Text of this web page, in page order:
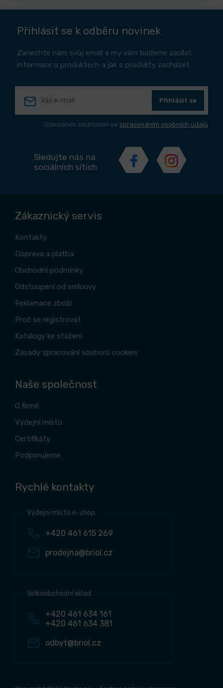
Přihlásit se k odběru novinek
Zanechte nám svůj email a my vám budeme zasílat
informace o produktech a jak s produkty zacházet.
Přihlásit se
Odesláním souhlasím se zpracováním osobních údajů
Sledujte nás na
sociálních sítích
Zákaznický servis
Kontakty
Doprava a platba
Obchodní podmínky
Odstoupení od smlouvy
Reklamace zboží
Proč se registrovat
Katalogy ke stažení
Zásady zpracování souborů cookies
Naše společnost
O firmě
Výdejní místo
Certifikáty
Podporujeme
Rychlé kontakty
Výdejní místo e-shop
+420 461 615 269
prodejna@briol.cz
Velkoobchodní sklad
+420 461 634 161
+420 461 634 381
odbyt@briol.cz